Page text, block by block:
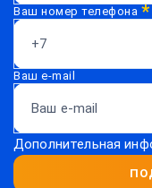
Ваш номер телефона *
Ваш e-mail
Дополнительная